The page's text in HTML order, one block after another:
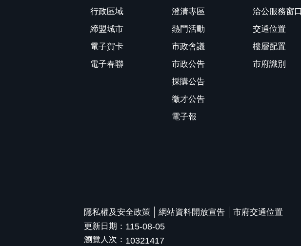
行政區域
締盟城市
電子賀卡
電子春聯
澄清專區
熱門活動
市政會議
市政公告
採購公告
徵才公告
電子報
洽公服務窗口
交通位置
樓層配置
市府識別
隱私權及安全政策 網站資料開放宣告
市府交通位置
更新日期： 115-08-05
瀏覽人次： 10321417